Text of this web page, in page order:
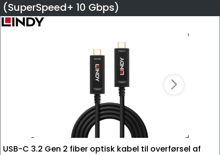
(SuperSpeed+ 10 Gbps)
USB-C 3.2 Gen 2 fiber optisk kabel til overførsel af